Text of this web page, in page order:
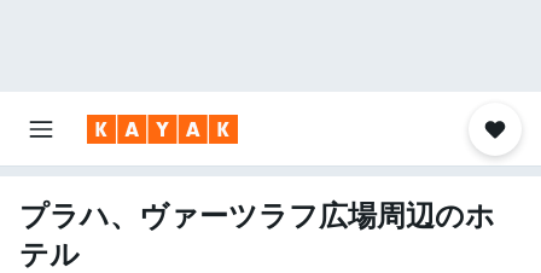
プラハ、ヴァーツラフ広場周辺のホ
テル